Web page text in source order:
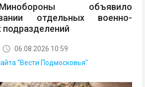
объявило
отдельных военно-
подразделений
06.08.2026 10:59
"Вести Подмосковья"